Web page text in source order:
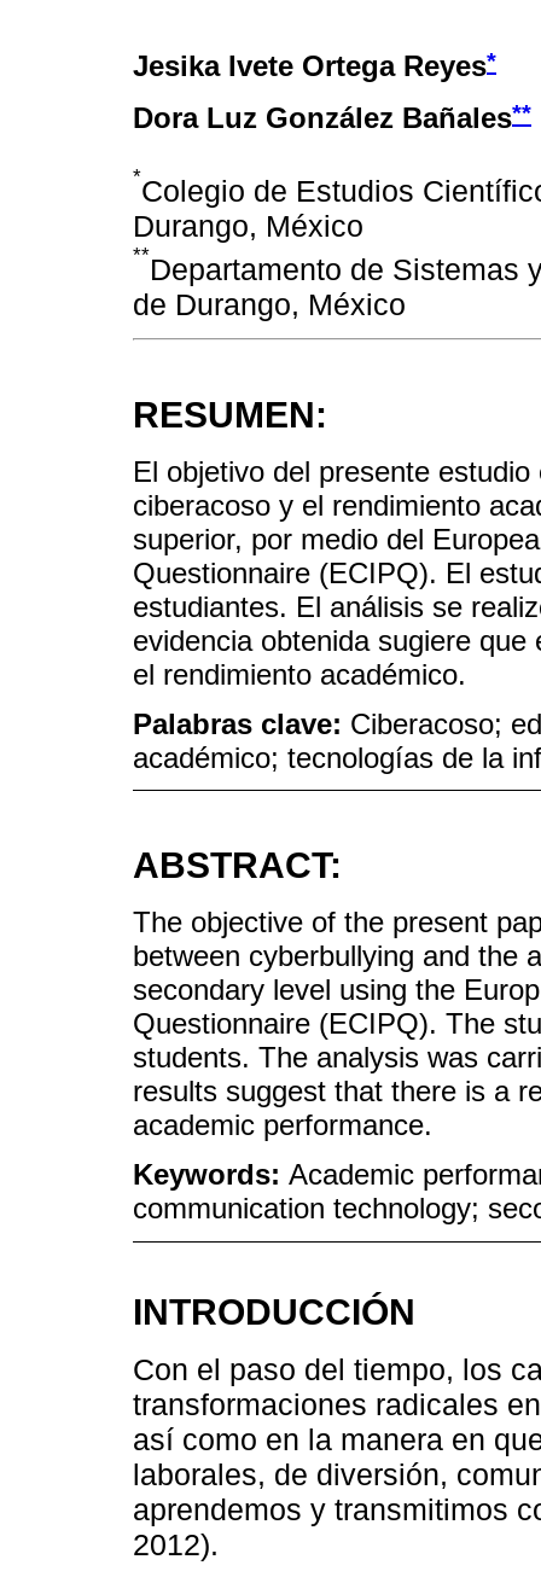
Jesika Ivete Ortega Reyes*
Dora Luz González Bañales**
*Colegio de Estudios
Durango, México
**Departamento de Sistemas
de Durango, México
RESUMEN:
El objetivo del presente
ciberacoso y el rendimiento
superior, por medio del
Questionnaire (ECIPQ). El
estudiantes. El análisis se
evidencia obtenida sugiere
el rendimiento académico.
Palabras clave: Ciberacoso;
académico; tecnologías de la
ABSTRACT:
The objective of the present
between cyberbullying and the
secondary level using the
Questionnaire (ECIPQ). The
students. The analysis was
results suggest that there is a
academic performance.
Keywords: Academic
communication technology;
INTRODUCCIÓN
Con el paso del tiempo, los
transformaciones radicales
así como en la manera en
laborales, de diversión,
aprendemos y transmitimos
2012).